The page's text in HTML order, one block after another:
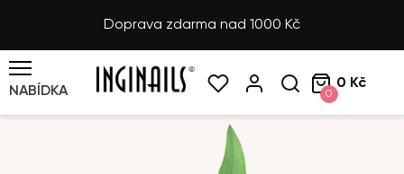
Doprava zdarma nad 1000 Kč
NABÍDKA 0
0 Kč